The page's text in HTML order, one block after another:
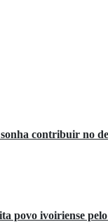
contribuir no
povo ivoiriense pelo